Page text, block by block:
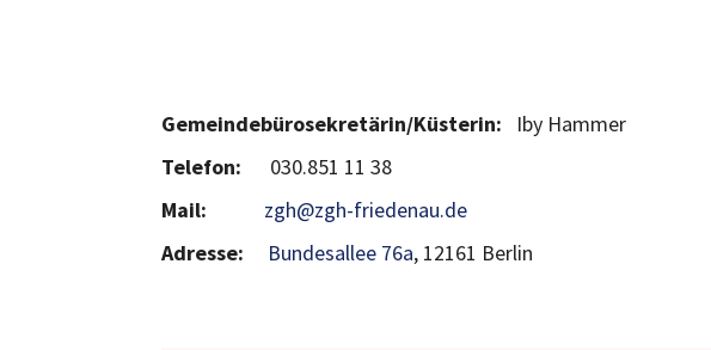
Gemeindebürosekretärin/Küsterin: Iby Hammer
Telefon: 030.851 11 38
Mail:
zgh@zgh-friedenau.de
Adresse:
Bundesallee 76a, 12161 Berlin